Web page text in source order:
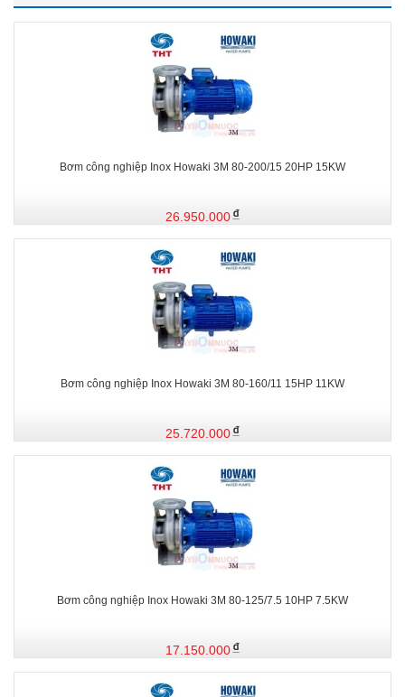
Bơm công nghiệp Inox Howaki 3M 80-200/15 20HP 15KW
26.950.000
Bơm công nghiệp Inox Howaki 3M 80-160/11 15HP 11KW
25.720.000
Bơm công nghiệp Inox Howaki 3M 80-125/7.5 10HP 7.5KW
17.150.000